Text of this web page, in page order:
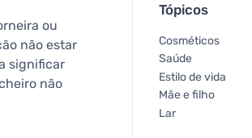
ou
não estar
significar
não
Tópicos
Cosméticos
Saúde
Estilo de vida
Mãe e filho
Lar